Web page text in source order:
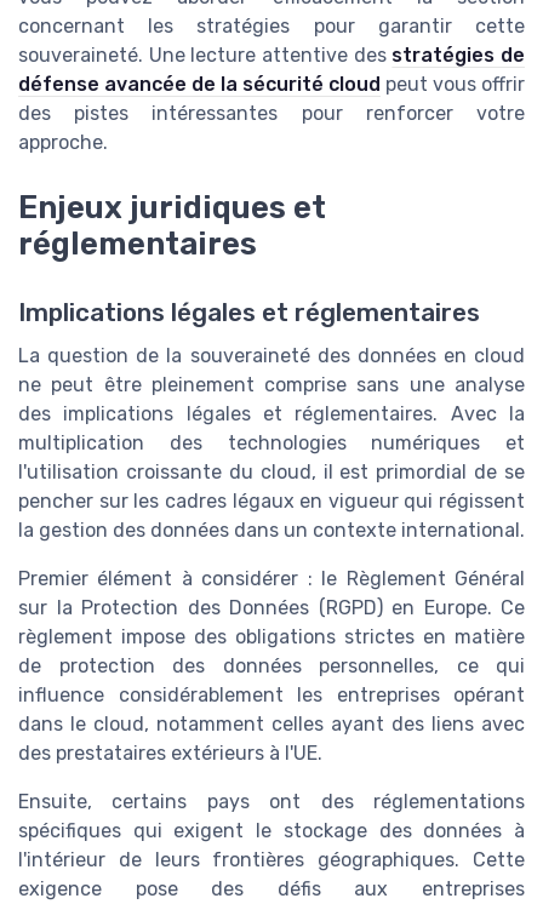
concernant les stratégies pour garantir cette
souveraineté. Une lecture attentive des stratégies de
défense avancée de la sécurité cloud peut vous offrir
des pistes intéressantes pour renforcer votre
approche.
Enjeux juridiques et
réglementaires
Implications légales et réglementaires
La question de la souveraineté des données en cloud
ne peut être pleinement comprise sans une analyse
des implications légales et réglementaires. Avec la
multiplication des technologies numériques et
l'utilisation croissante du cloud, il est primordial de se
pencher sur les cadres légaux en vigueur qui régissent
la gestion des données dans un contexte international.
Premier élément à considérer : le Règlement Général
sur la Protection des Données (RGPD) en Europe. Ce
règlement impose des obligations strictes en matière
de protection des données personnelles, ce qui
influence considérablement les entreprises opérant
dans le cloud, notamment celles ayant des liens avec
des prestataires extérieurs à l'UE.
Ensuite, certains pays ont des réglementations
spécifiques qui exigent le stockage des données à
l'intérieur de leurs frontières géographiques. Cette
exigence pose des défis aux entreprises